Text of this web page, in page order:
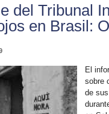
del Tribunal
en Brasil:
El
sobre
de